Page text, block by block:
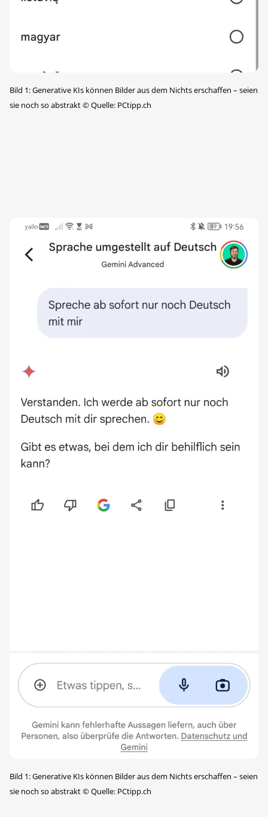
Bild 1: Generative KIs können Bilder aus dem Nichts erschaffen – seien
sie noch so abstrakt©Quelle: PCtipp.ch
Bild 1: Generative KIs können Bilder aus dem Nichts erschaffen – seien
sie noch so abstrakt©Quelle: PCtipp.ch